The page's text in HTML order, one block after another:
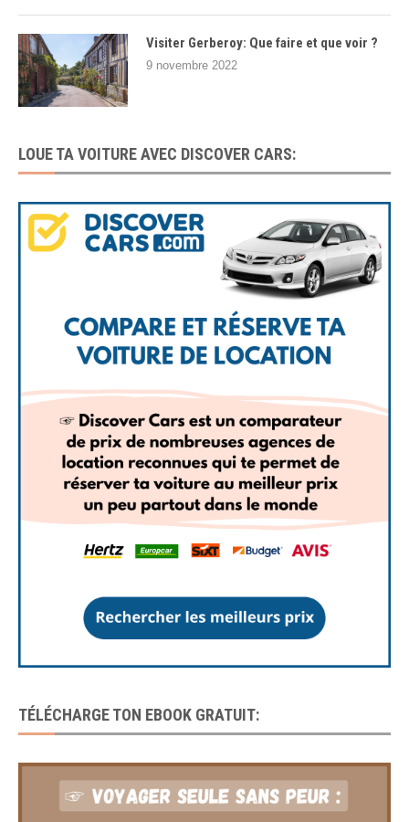
Visiter Gerberoy: Que faire et que voir ?
9 novembre 2022
LOUE TA VOITURE AVEC DISCOVER CARS:
TÉLÉCHARGE TON EBOOK GRATUIT: